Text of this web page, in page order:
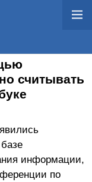
считывать
информации,
по